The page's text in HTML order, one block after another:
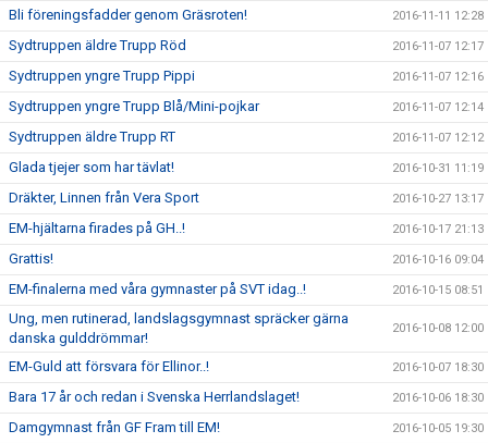
Bli föreningsfadder genom Gräsroten! 2016-11-11 12:28
Sydtruppen äldre Trupp Röd 2016-11-07 12:17
Sydtruppen yngre Trupp Pippi 2016-11-07 12:16
Sydtruppen yngre Trupp Blå/Mini-pojkar 2016-11-07 12:14
Sydtruppen äldre Trupp RT 2016-11-07 12:12
Glada tjejer som har tävlat! 2016-10-31 11:19
Dräkter, Linnen från Vera Sport 2016-10-27 13:17
EM-hjältarna firades på GH..! 2016-10-17 21:13
Grattis! 2016-10-16 09:04
EM-finalerna med våra gymnaster på SVT idag..! 2016-10-15 08:51
Ung, men rutinerad, landslagsgymnast spräcker gärna
danska gulddrömmar!
2016-10-08 12:00
EM-Guld att försvara för Ellinor..! 2016-10-07 18:30
Bara 17 år och redan i Svenska Herrlandslaget! 2016-10-06 18:30
Damgymnast från GF Fram till EM! 2016-10-05 19:30